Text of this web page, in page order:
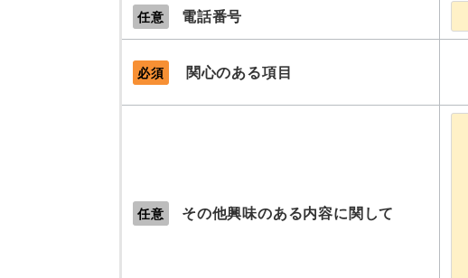
任意 電話番号
必須 関心のある項目
任意 その他興味のある内容に関して